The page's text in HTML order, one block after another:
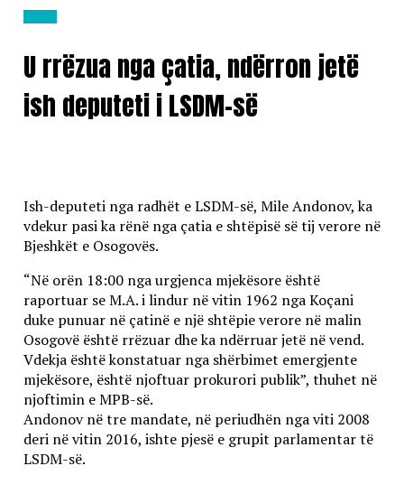
U rrëzua nga çatia, ndërron jetë
ish deputeti i LSDM-së
Ish-deputeti nga radhët e LSDM-së, Mile Andonov, ka
vdekur pasi ka rënë nga çatia e shtëpisë së tij verore në
Bjeshkët e Osogovës.
“Në orën 18:00 nga urgjenca mjekësore është
raportuar se M.A. i lindur në vitin 1962 nga Koçani
duke punuar në çatinë e një shtëpie verore në malin
Osogovë është rrëzuar dhe ka ndërruar jetë në vend.
Vdekja është konstatuar nga shërbimet emergjente
mjekësore, është njoftuar prokurori publik”, thuhet në
njoftimin e MPB-së.
Andonov në tre mandate, në periudhën nga viti 2008
deri në vitin 2016, ishte pjesë e grupit parlamentar të
LSDM-së.